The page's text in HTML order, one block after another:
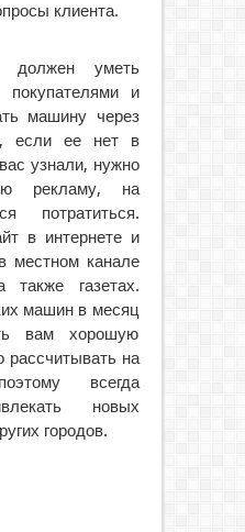
клиента.
должен уметь
покупателями и
машину через
если ее нет в
узнали, нужно
рекламу, на
потратиться.
в интернете и
местном канале
также газетах.
машин в месяц
вам хорошую
рассчитывать на
всегда
новых
городов.